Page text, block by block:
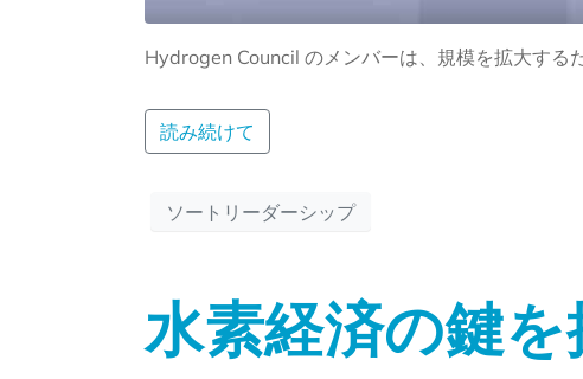
Hydrogen Council のメンバーは、規模を拡大する
読み続けて
ソートリーダーシップ
水素経済の鍵